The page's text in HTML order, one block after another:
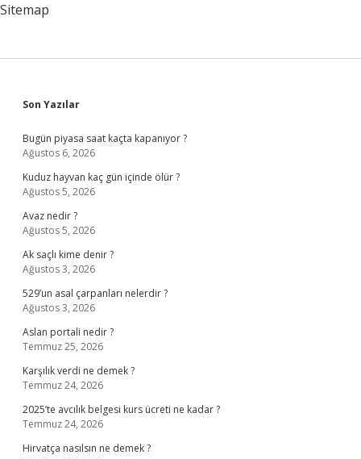
Sitemap
Sidebar
Son Yazılar
Bugün piyasa saat kaçta kapanıyor ?
Ağustos 6, 2026
Kuduz hayvan kaç gün içinde ölür ?
Ağustos 5, 2026
Avaz nedir ?
Ağustos 5, 2026
Ak saçlı kime denir ?
Ağustos 3, 2026
529’un asal çarpanları nelerdir ?
Ağustos 3, 2026
Aslan portali nedir ?
Temmuz 25, 2026
Karşılık verdi ne demek ?
Temmuz 24, 2026
2025’te avcılık belgesi kurs ücreti ne kadar ?
Temmuz 24, 2026
Hirvatça nasılsın ne demek ?